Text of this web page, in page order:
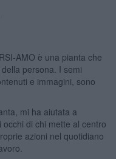
AMO è una pianta che
persona. I semi
e immagini, sono
mi ha aiutata a
di chi mette al centro
azioni nel quotidiano